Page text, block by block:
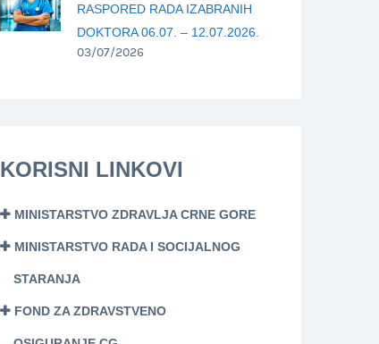
RASPORED RADA IZABRANIH
DOKTORA 06.07. – 12.07.2026.
03/07/2026
KORISNI LINKOVI
MINISTARSTVO ZDRAVLJA CRNE GORE
MINISTARSTVO RADA I SOCIJALNOG
STARANJA
FOND ZA ZDRAVSTVENO